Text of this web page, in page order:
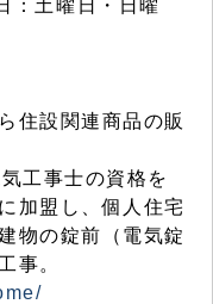
：土曜日・日曜
住設関連商品の販
工事士の資格を
加盟し、個人住宅
物の錠前（電気錠
事。